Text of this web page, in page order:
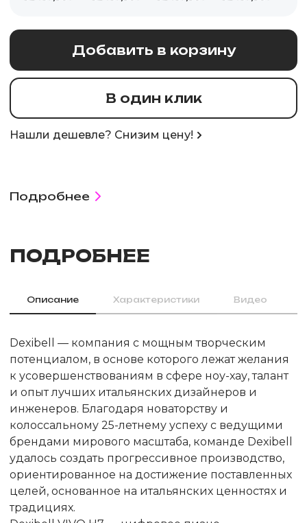
Добавить в корзину
В один клик
Нашли дешевле? Снизим цену!
Подробнее
ПОДРОБНЕЕ
Описание Характеристики Видео
Dexibell — компания с мощным творческим
потенциалом, в основе которого лежат желания
к усовершенствованиям в сфере ноу-хау, талант
и опыт лучших итальянских дизайнеров и
инженеров. Благодаря новаторству и
колоссальному 25-летнему успеху с ведущими
брендами мирового масштаба, команде Dexibell
удалось создать прогрессивное производство,
ориентированное на достижение поставленных
целей, основанное на итальянских ценностях и
традициях.